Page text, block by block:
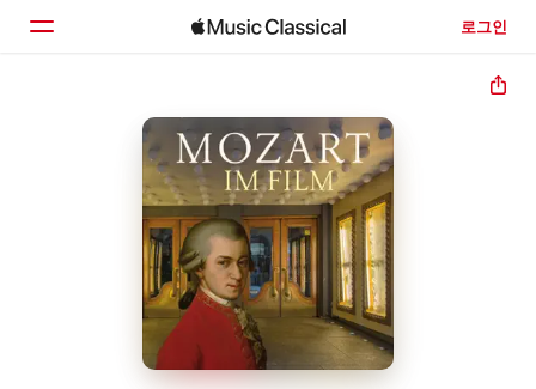
로그인
둘러보기